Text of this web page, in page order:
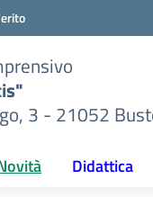
3 - 21052
Didattica